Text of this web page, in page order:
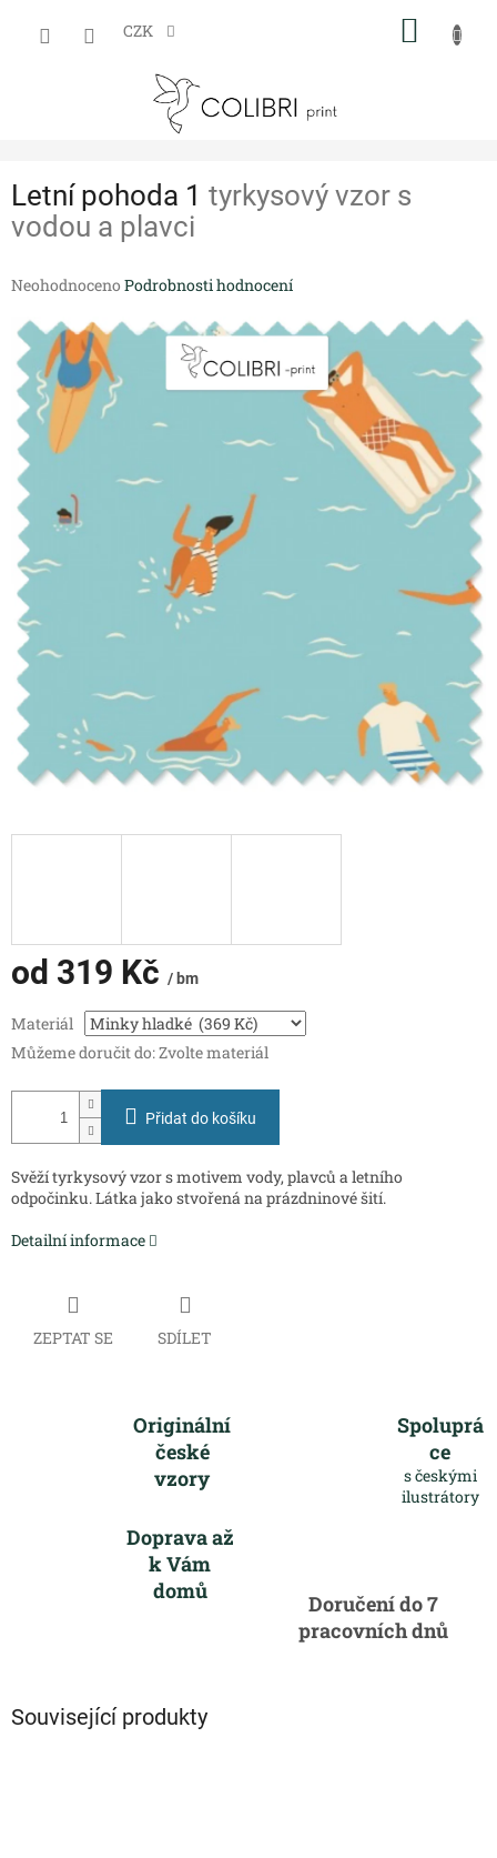
CZK
Letní pohoda 1 tyrkysový vzor s
vodou a plavci
Průměrné
produktu
je
0,0
z
hvězdiček.
Neohodnoceno Podrobnosti hodnocení
od 319 Kč / bm
cena:
Materiál
Můžeme doručit do:Zvolte materiál
Přidat do košíku
Svěží tyrkysový vzor s motivem vody, plavců a letního
odpočinku. Látka jako stvořená na prázdninové šití.
Detailní informace
ZEPTAT SE SDÍLET
Originální
české
vzory
Spoluprá
ce
s českými
ilustrátory
Doprava až
k Vám
domů
Doručení do 7
pracovních dnů
Související produkty